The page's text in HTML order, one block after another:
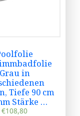
Grau in
Tiefe 90 cm
Stärke …
€108,80